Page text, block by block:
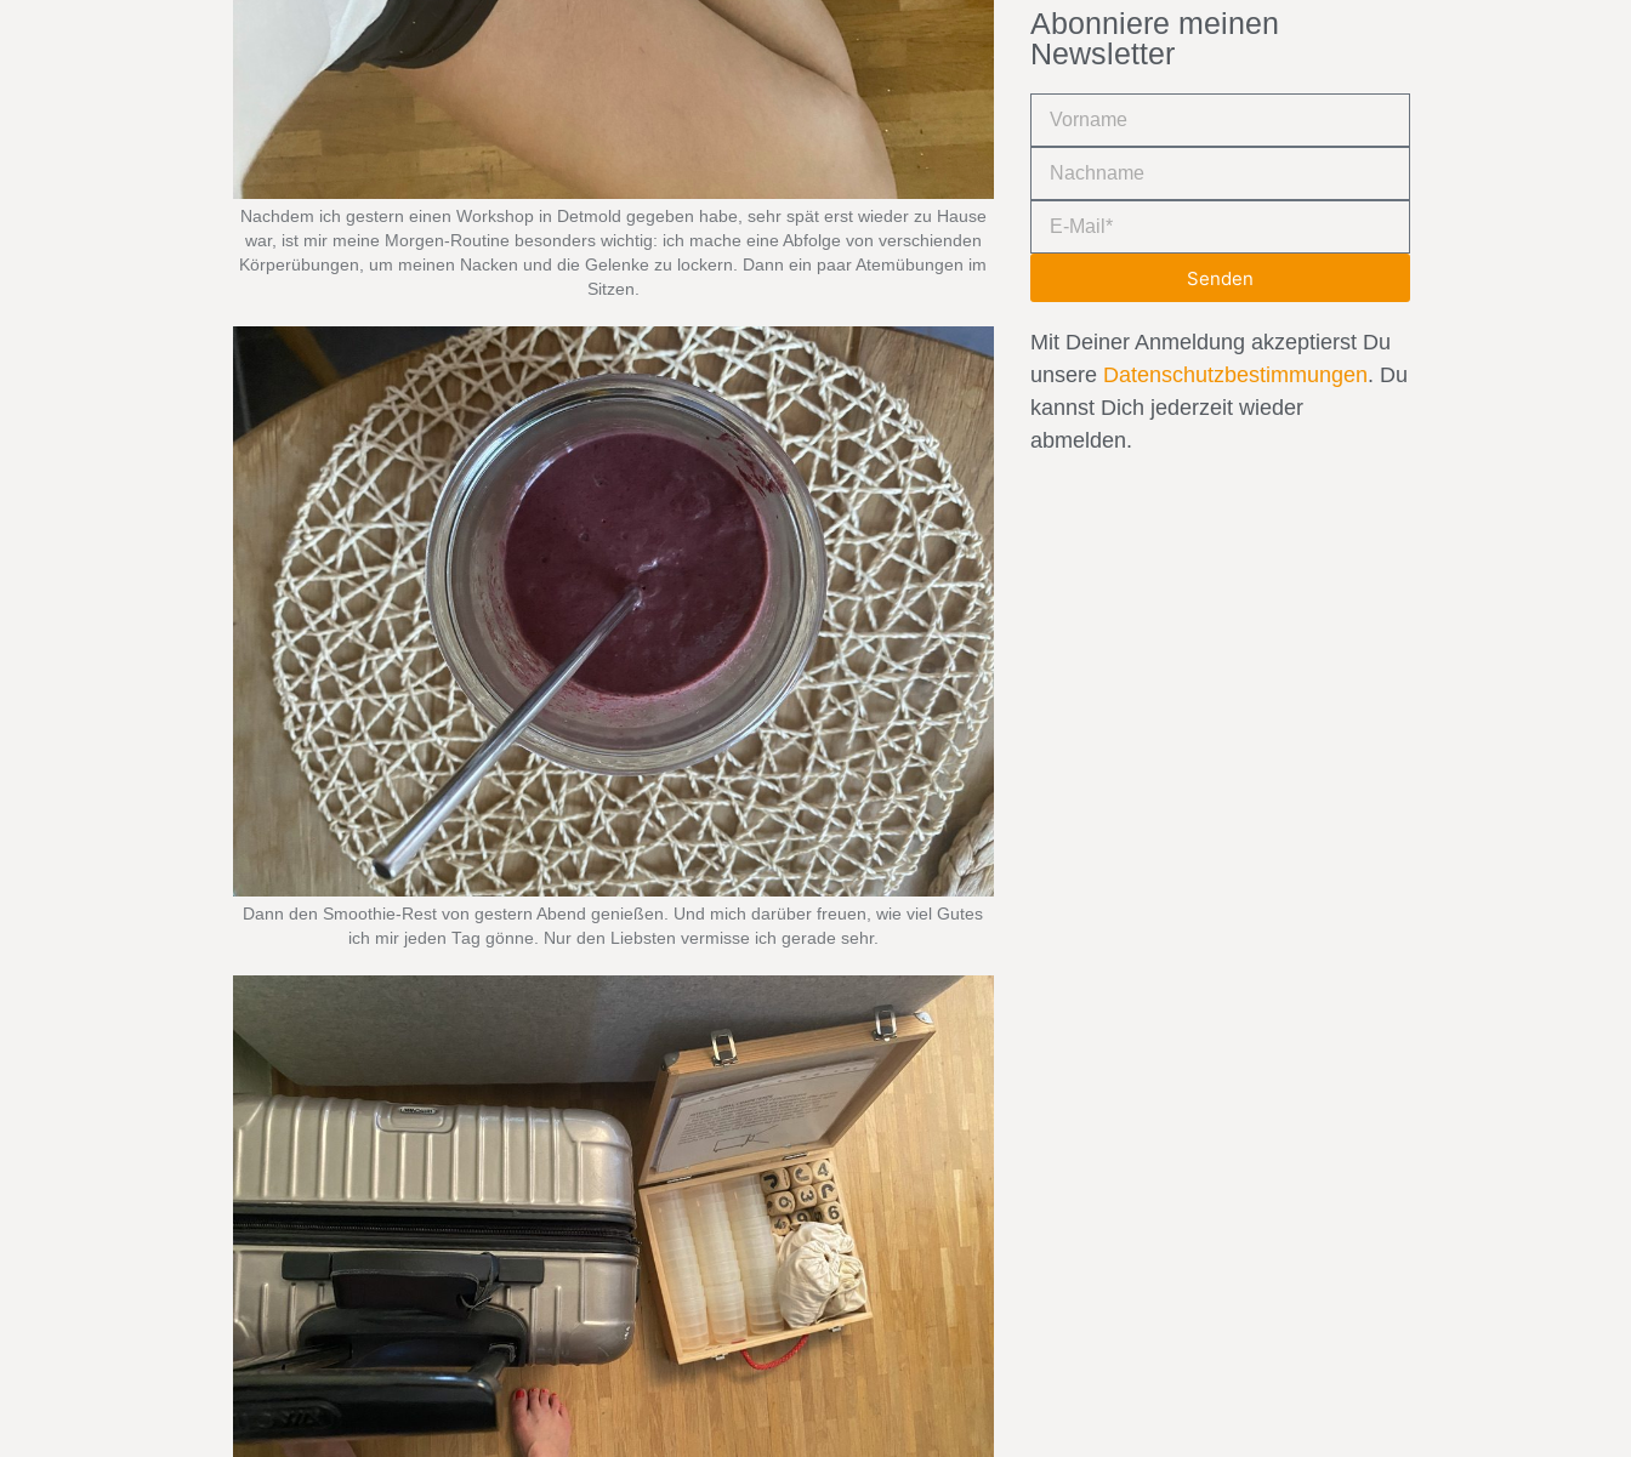
Nachdem ich gestern einen Workshop in Detmold gegeben habe, sehr spät erst wieder zu Hause
war, ist mir meine Morgen-Routine besonders wichtig: ich mache eine Abfolge von verschienden
Körperübungen, um meinen Nacken und die Gelenke zu lockern. Dann ein paar Atemübungen im
Sitzen.
Dann den Smoothie-Rest von gestern Abend genießen. Und mich darüber freuen, wie viel Gutes
ich mir jeden Tag gönne. Nur den Liebsten vermisse ich gerade sehr.
Abonniere meinen
Newsletter
Senden
Mit Deiner Anmeldung akzeptierst Du
unsere Datenschutzbestimmungen. Du
kannst Dich jederzeit wieder
abmelden.